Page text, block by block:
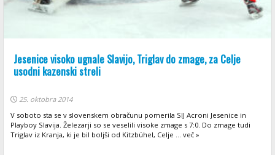
Jesenice visoko ugnale Slavijo, Triglav do zmage, za Celje
usodni kazenski streli
25. oktobra 2014
V soboto sta se v slovenskem obračunu pomerila SIJ Acroni Jesenice in
Playboy Slavija. Železarji so se veselili visoke zmage s 7:0. Do zmage tudi
Triglav iz Kranja, ki je bil boljši od Kitzbühel, Celje ... več »